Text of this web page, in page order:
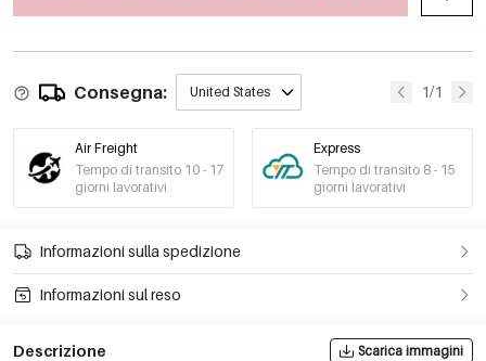
Consegna: United States 1/1
Air Freight
Tempo di transito 10 - 17
giorni lavorativi
Express
Tempo di transito 8 - 15
giorni lavorativi
Informazioni sulla spedizione
Informazioni sul reso
Descrizione Scarica immagini